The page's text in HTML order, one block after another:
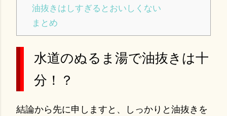
油抜きはしすぎるとおいしくない
まとめ
水道のぬるま湯で油抜きは十
分！？
結論から先に申しますと、しっかりと油抜きを